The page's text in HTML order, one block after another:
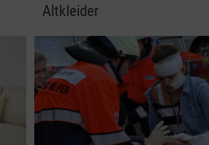
Altkleider